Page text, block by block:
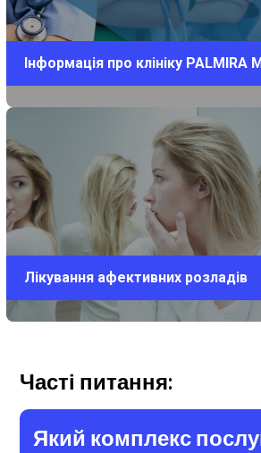
Інформація про клініку PALMIRA
Лікування афективних розладів
Часті питання:
Який комплекс